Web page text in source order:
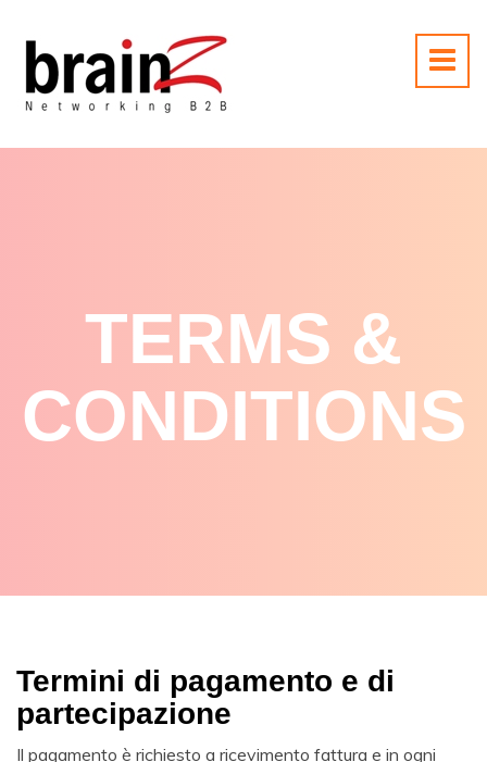
TERMS &
CONDITIONS
Termini di pagamento e di
partecipazione
Il pagamento è richiesto a ricevimento fattura e in ogni